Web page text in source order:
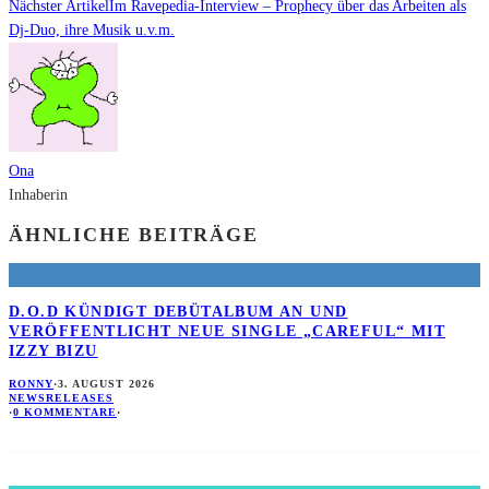
Nächster ArtikelIm Ravepedia-Interview – Prophecy über das Arbeiten als
Dj-Duo, ihre Musik u.v.m.
Ona
Inhaberin
ÄHNLICHE BEITRÄGE
D.O.D KÜNDIGT DEBÜTALBUM AN UND
VERÖFFENTLICHT NEUE SINGLE „CAREFUL“ MIT
IZZY BIZU
RONNY·3. AUGUST 2026
NEWSRELEASES
·0 KOMMENTARE·